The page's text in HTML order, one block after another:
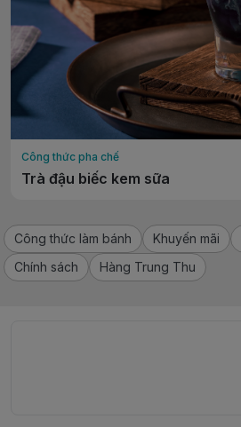
Công thức pha chế
Trà đậu biếc kem sữa
Công thức làm bánh Khuyến mãi
Chính sách
Hàng Trung Thu